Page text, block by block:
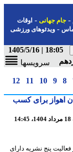
جهانی-اوقات
-ویدئوهای ورزشی
18:05 | 1405/
سرویسها
9
10
11
12
برای کسب
پنج نشریه دارای